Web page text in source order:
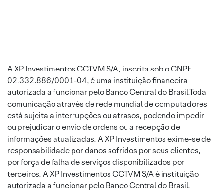
A XP Investimentos CCTVM S/A, inscrita sob o CNPJ:
02.332.886/0001-04, é uma instituição financeira
autorizada a funcionar pelo Banco Central do Brasil.Toda
comunicação através de rede mundial de computadores
está sujeita a interrupções ou atrasos, podendo impedir
ou prejudicar o envio de ordens ou a recepção de
informações atualizadas. A XP Investimentos exime-se de
responsabilidade por danos sofridos por seus clientes,
por força de falha de serviços disponibilizados por
terceiros. A XP Investimentos CCTVM S/A é instituição
autorizada a funcionar pelo Banco Central do Brasil.